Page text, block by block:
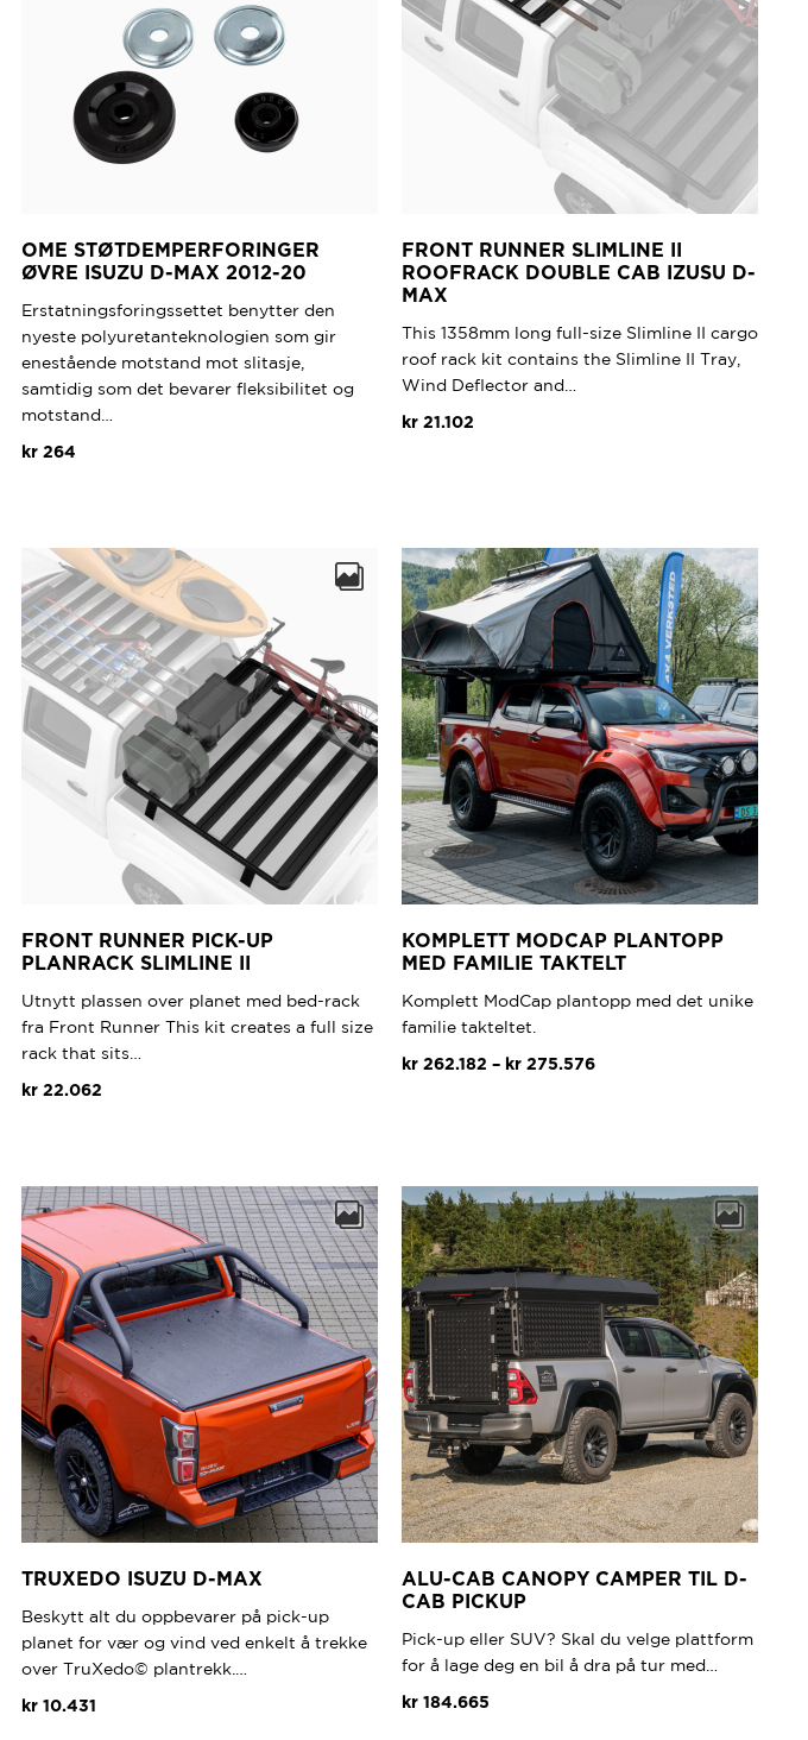
OME STØTDEMPERFORINGER
ØVRE ISUZU D-MAX 2012-20
Erstatningsforingssettet benytter den
nyeste polyuretanteknologien som gir
enestående motstand mot slitasje,
samtidig som det bevarer fleksibilitet og
motstand…
kr 264
FRONT RUNNER SLIMLINE II
ROOFRACK DOUBLE CAB IZUSU D-
MAX
This 1358mm long full-size Slimline II cargo
roof rack kit contains the Slimline II Tray,
Wind Deflector and…
kr 21.102
FRONT RUNNER PICK-UP
PLANRACK SLIMLINE II
Utnytt plassen over planet med bed-rack
fra Front Runner This kit creates a full size
rack that sits…
kr 22.062
KOMPLETT MODCAP PLANTOPP
MED FAMILIE TAKTELT
Komplett ModCap plantopp med det unike
familie takteltet.
kr 262.182 – kr 275.576Prisområde:
TRUXEDO ISUZU D-MAX
Beskytt alt du oppbevarer på pick-up
planet for vær og vind ved enkelt å trekke
over TruXedo© plantrekk.…
kr 10.431
ALU-CAB CANOPY CAMPER TIL D-
CAB PICKUP
Pick-up eller SUV? Skal du velge plattform
for å lage deg en bil å dra på tur med…
kr 184.665